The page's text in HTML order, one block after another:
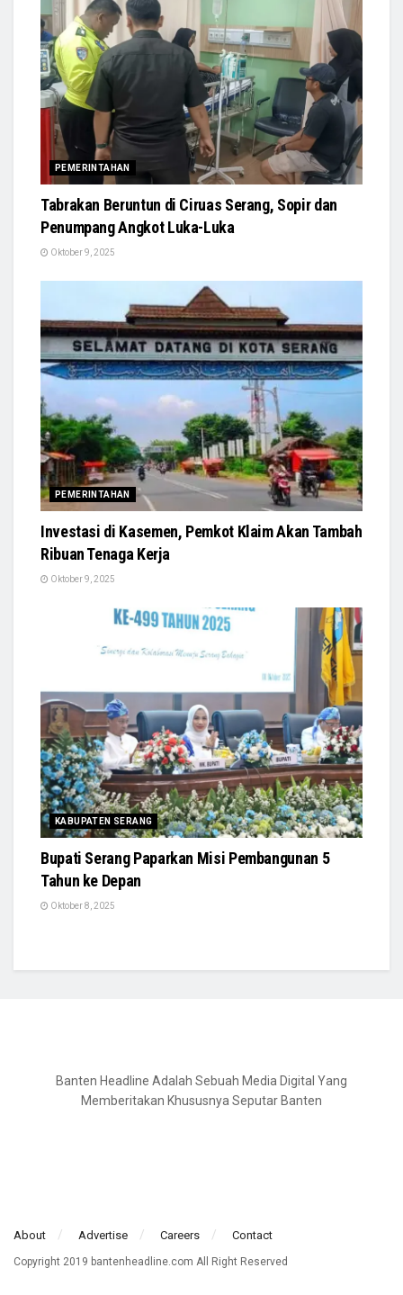
PEMERINTAHAN
Tabrakan Beruntun di Ciruas Serang, Sopir dan
Penumpang Angkot Luka-Luka
Oktober 9, 2025
PEMERINTAHAN
Investasi di Kasemen, Pemkot Klaim Akan Tambah
Ribuan Tenaga Kerja
Oktober 9, 2025
KABUPATEN SERANG
Bupati Serang Paparkan Misi Pembangunan 5
Tahun ke Depan
Oktober 8, 2025
Banten Headline Adalah Sebuah Media Digital Yang
Memberitakan Khususnya Seputar Banten
About Advertise Careers Contact
Copyright 2019 bantenheadline.com All Right Reserved